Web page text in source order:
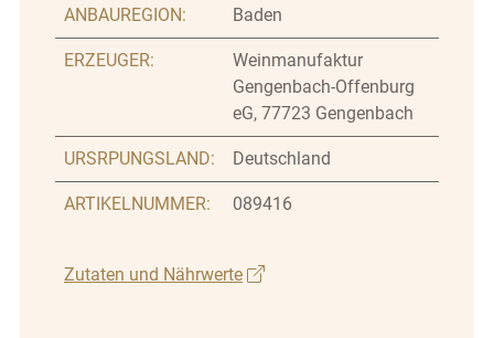
ANBAUREGION: Baden
ERZEUGER:
Weinmanufaktur
Gengenbach-Offenburg
eG, 77723 Gengenbach
URSRPUNGSLAND: Deutschland
ARTIKELNUMMER: 089416
Zutaten und Nährwerte